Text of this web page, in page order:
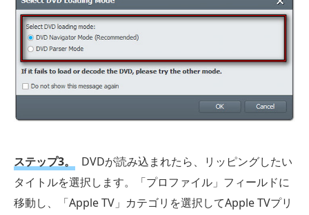
ステップ3。
DVDが読み込まれたら、リッピングしたい
タイトルを選択します。「プロファイル」フィールドに
移動し、「Apple TV」カテゴリを選択してApple TVプリ